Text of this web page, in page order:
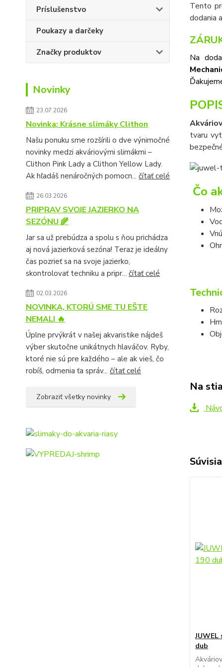
Príslušenstvo
Poukazy a darčeky
Značky produktov
Novinky
23.07.2026
Novinka: Krásne slimáky Clithon
Našu ponuku sme rozšírili o dve výnimočné
novinky medzi akváriovými slimákmi –
Clithon Pink Lady a Clithon Yellow Lady.
Ak hľadáš nenáročných pomocn... čítať celé
26.03.2026
PRIPRAV SVOJE JAZIERKO NA
SEZÓNU 🌾
Jar sa už prebúdza a spolu s ňou prichádza
aj nová jazierková sezóna! Teraz je ideálny
čas pozrieť sa na svoje jazierko,
skontrolovať techniku a pripr... čítať celé
02.03.2026
NOVINKA, KTORÚ SME TU EŠTE
NEMALI 🔥
Úplne prvýkrát v našej akvaristike nájdeš
výber skutočne unikátnych hlaváčov. Ryby,
ktoré nie sú pre každého – ale ak vieš, čo
robíš, odmenia ťa správ... čítať celé
Zobraziť všetky novinky
Tento
dodania
Na
tvaru
Čo
Na
dub